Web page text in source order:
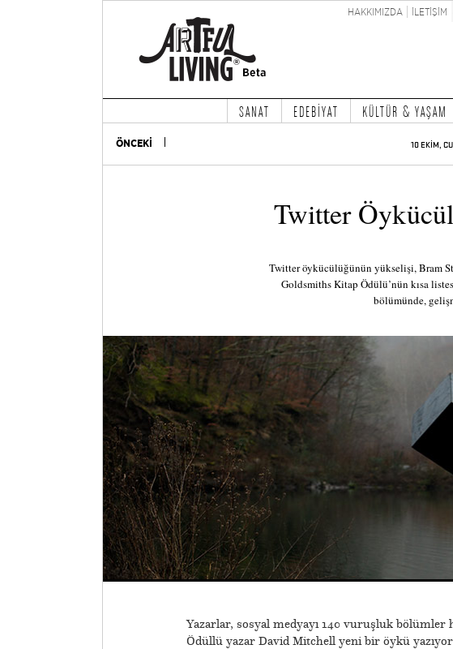
HAKKIMIZDA İLETİŞİM
SANAT EDEBİYAT KÜLTÜR & YAŞAM
ÖNCEKİ 10 EKİM,
Twitter
Twitter öykücülüğünün yükselişi, Bram
Goldsmiths Kitap Ödülü’nün kısa
bölümünde,
Yazarlar, sosyal medyayı 140 vuruşluk
Ödüllü yazar David Mitchell yeni bir öykü